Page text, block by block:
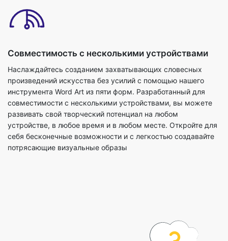
Совместимость с несколькими устройствами
Наслаждайтесь созданием захватывающих словесных
произведений искусства без усилий с помощью нашего
инструмента Word Art из пяти форм. Разработанный для
совместимости с несколькими устройствами, вы можете
развивать свой творческий потенциал на любом
устройстве, в любое время и в любом месте. Откройте для
себя бесконечные возможности и с легкостью создавайте
потрясающие визуальные образы